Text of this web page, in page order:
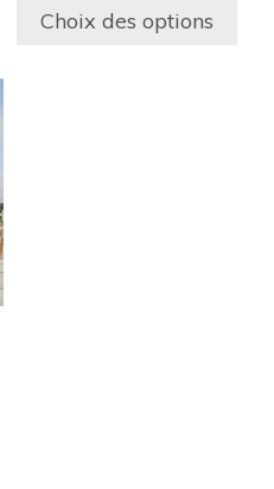
prix :
Choix des options
du